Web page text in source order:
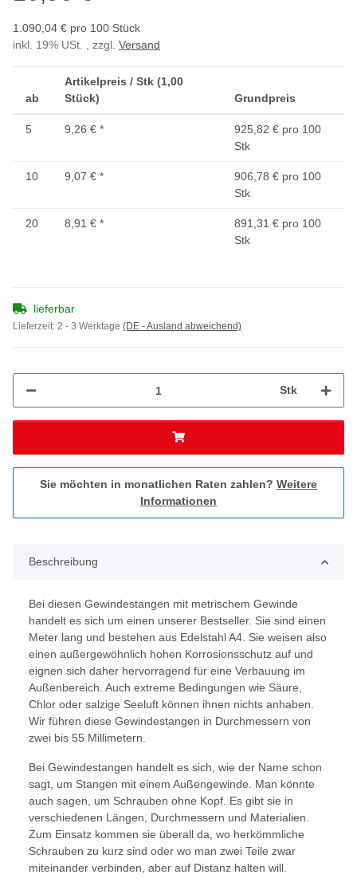
1.090,04 € pro 100 Stück
inkl. 19% USt. , zzgl. Versand
ab
Artikelpreis / Stk (1,00
Stück)
Grundpreis
5 9,26 € *
925,82 € pro 100
Stk
10 9,07 € *
906,78 € pro 100
Stk
20 8,91 € *
891,31 € pro 100
Stk
lieferbar
Lieferzeit: 2 - 3 Werktage (DE - Ausland abweichend)
Stk
Sie möchten in monatlichen Raten zahlen? Weitere
Informationen
Beschreibung
Bei diesen Gewindestangen mit metrischem Gewinde
handelt es sich um einen unserer Bestseller. Sie sind einen
Meter lang und bestehen aus Edelstahl A4. Sie weisen also
einen außergewöhnlich hohen Korrosionsschutz auf und
eignen sich daher hervorragend für eine Verbauung im
Außenbereich. Auch extreme Bedingungen wie Säure,
Chlor oder salzige Seeluft können ihnen nichts anhaben.
Wir führen diese Gewindestangen in Durchmessern von
zwei bis 55 Millimetern.
Bei Gewindestangen handelt es sich, wie der Name schon
sagt, um Stangen mit einem Außengewinde. Man könnte
auch sagen, um Schrauben ohne Kopf. Es gibt sie in
verschiedenen Längen, Durchmessern und Materialien.
Zum Einsatz kommen sie überall da, wo herkömmliche
Schrauben zu kurz sind oder wo man zwei Teile zwar
miteinander verbinden, aber auf Distanz halten will.